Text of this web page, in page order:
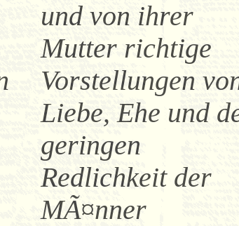
und von ihrer
Mutter richtige
Vorstellungen
Liebe, Ehe und
geringen
Redlichkeit der
MÃ¤nner